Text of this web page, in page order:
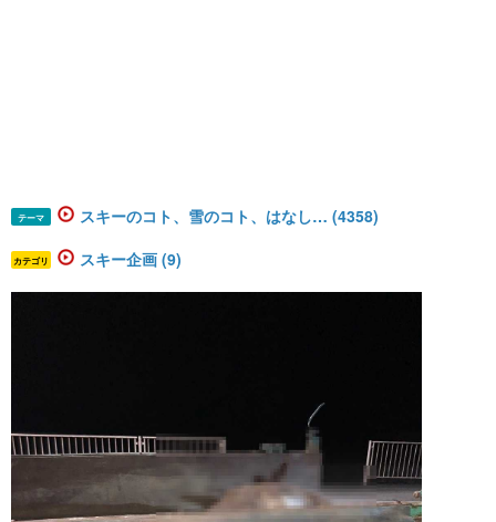
テーマ スキーのコト、雪のコト、はなし… (4358)
カテゴリ スキー企画 (9)